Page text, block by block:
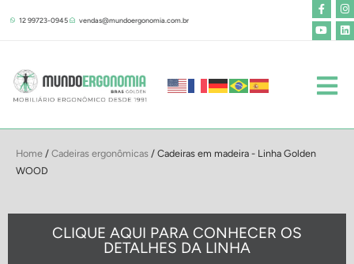
para 12 99723-0945 vendas@mundoergonomia.com.br
F
a
c
e
k
-
f
I
n
s
t
Y
o
u
t
L
i
n
k
Home / Cadeiras ergonômicas / Cadeiras em madeira - Linha Golden
WOOD
CLIQUE AQUI PARA CONHECER OS
DETALHES DA LINHA